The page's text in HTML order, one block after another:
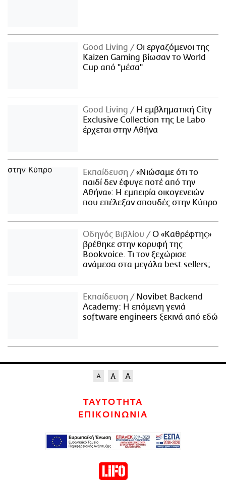
Good Living
Οι εργαζόμενοι της
Kaizen Gaming βίωσαν το World
Cup από "μέσα"
Good Living
Η εμβληματική City
Exclusive Collection της Le Labo
έρχεται στην Αθήνα
Εκπαίδευση
«Νιώσαμε ότι το
παιδί δεν έφυγε ποτέ από την
Αθήνα»: Η εμπειρία οικογενειών
που επέλεξαν σπουδές στην Κύπρο
Οδηγός Βιβλίου
Ο «Καθρέφτης»
βρέθηκε στην κορυφή της
Bookvoice. Τι τον ξεχώρισε
ανάμεσα στα μεγάλα best sellers;
Εκπαίδευση
Novibet Backend
Academy: Η επόμενη γενιά
software engineers ξεκινά από εδώ
ΤΑΥΤΟΤΗΤΑ
ΕΠΙΚΟΙΝΩΝΙΑ